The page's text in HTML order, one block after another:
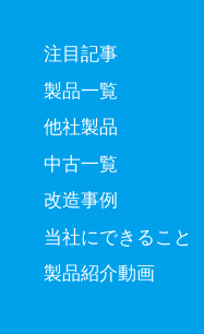
注目記事
製品一覧
他社製品
中古一覧
改造事例
当社にできること
製品紹介動画